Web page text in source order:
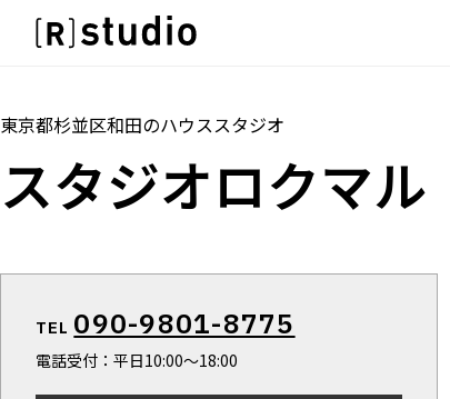
IMAGE
SCENE
部屋ごとに写真で見比べたい
ひとつのスタジオであれもこれも
LOCATION
カフェやオフィスなどロケシーンも
スタジオを探す
SCENE
部屋ごとに写真で見比べたい
VARIATION
SIZE&PRICE
東京都杉並区和田のハウススタジオ
スタジオロクマル
TEL 090-9801-8775
電話受付：平日10:00〜18:00